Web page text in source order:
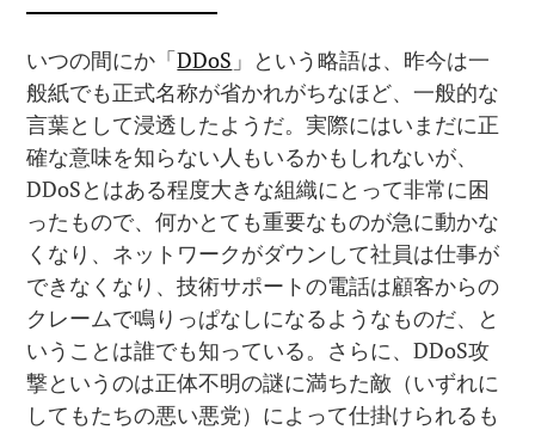
いつの間にか「DDoS 」という略語は、昨今は一
般紙でも正式名称が省かれがちなほど、一般的な
言葉として浸透したようだ。実際にはいまだに正
確な意味を知らない人もいるかもしれないが、
DDoSとはある程度大きな組織にとって非常に困
ったもので、何かとても重要なものが急に動かな
くなり、ネットワークがダウンして社員は仕事が
できなくなり、技術サポートの電話は顧客からの
クレームで鳴りっぱなしになるようなものだ、と
いうことは誰でも知っている。さらに、DDoS攻
撃というのは正体不明の謎に満ちた敵（いずれに
してもたちの悪い悪党）によって仕掛けられるも